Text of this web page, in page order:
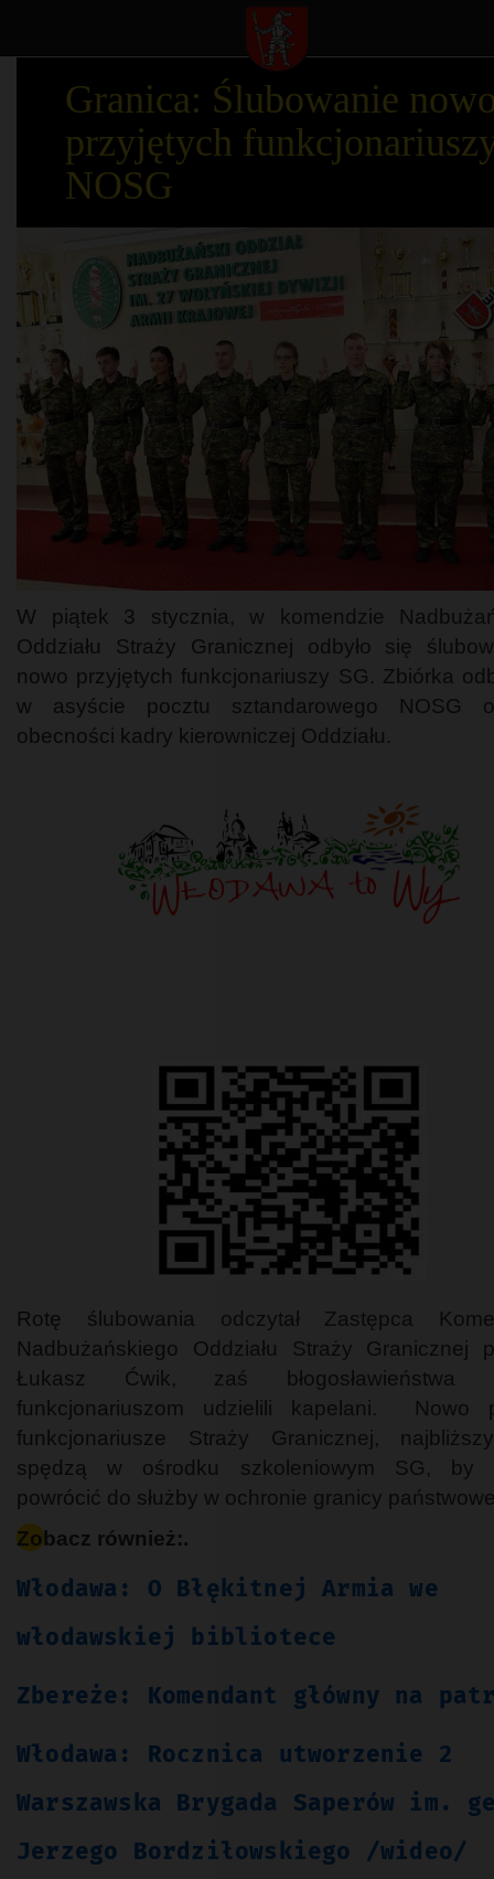
Granica: Ślubowanie
przyjętych
NOSG
W piątek 3 stycznia, w komendzie
Oddziału Straży Granicznej odbyło się
nowo przyjętych funkcjonariuszy SG. Zbiórka
w asyście pocztu sztandarowego NOSG
obecności kadry kierowniczej Oddziału.
Rotę ślubowania odczytał Zastępca
Nadbużańskiego Oddziału Straży Granicznej
Łukasz Ćwik, zaś błogosławieństwa
funkcjonariuszom udzielili kapelani. Nowo
funkcjonariusze Straży Granicznej,
spędzą w ośrodku szkoleniowym SG, by
powrócić do służby w ochronie granicy
Zobacz również:.
Włodawa: O Błękitnej Armia we
włodawskiej bibliotece
Zbereże: Komendant główny na
Włodawa: Rocznica utworzenie 2
Warszawska Brygada Saperów im.
Jerzego Bordziłowskiego /wideo/